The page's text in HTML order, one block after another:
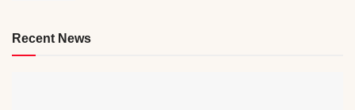
Recent News